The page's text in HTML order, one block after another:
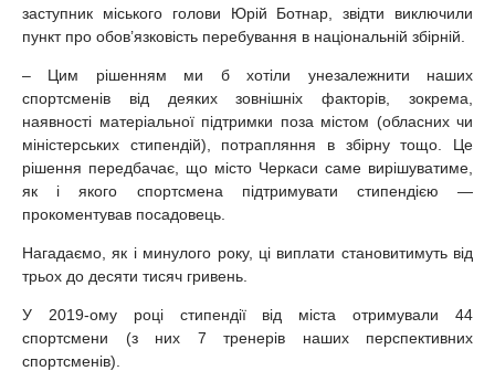
заступник міського голови Юрій Ботнар, звідти виключили
пункт про обов’язковість перебування в національній збірній.
– Цим рішенням ми б хотіли унезалежнити наших
спортсменів від деяких зовнішніх факторів, зокрема,
наявності матеріальної підтримки поза містом (обласних чи
міністерських стипендій), потрапляння в збірну тощо. Це
рішення передбачає, що місто Черкаси саме вирішуватиме,
як і якого спортсмена підтримувати стипендією —
прокоментував посадовець.
Нагадаємо, як і минулого року, ці виплати становитимуть від
трьох до десяти тисяч гривень.
У 2019-ому році стипендії від міста отримували 44
спортсмени (з них 7 тренерів наших перспективних
спортсменів).